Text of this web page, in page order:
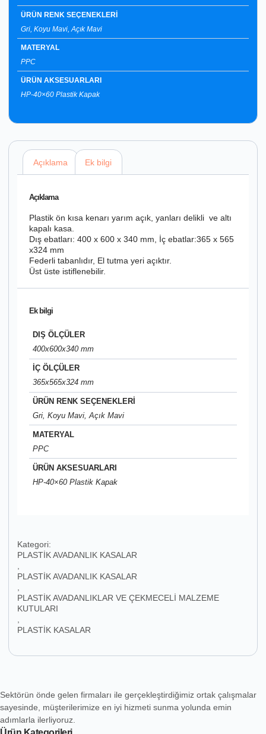
ÜRÜN RENK SEÇENEKLERİ
Gri, Koyu Mavi, Açık Mavi
MATERYAL
PPC
ÜRÜN AKSESUARLARI
HP-40×60 Plastik Kapak
Açıklama Ek bilgi
Açıklama
Plastik ön kısa kenarı yarım açık, yanları delikli ve altı
kapalı kasa.
Dış ebatları: 400 x 600 x 340 mm, İç ebatlar:365 x 565
x324 mm
Federli tabanlıdır, El tutma yeri açıktır.
Üst üste istiflenebilir.
Ek bilgi
DIŞ ÖLÇÜLER
400x600x340 mm
İÇ ÖLÇÜLER
365x565x324 mm
ÜRÜN RENK SEÇENEKLERİ
Gri, Koyu Mavi, Açık Mavi
MATERYAL
PPC
ÜRÜN AKSESUARLARI
HP-40×60 Plastik Kapak
Kategori:
PLASTİK AVADANLIK KASALAR
PLASTİK AVADANLIK KASALAR
PLASTİK AVADANLIKLAR VE ÇEKMECELİ MALZEME
KUTULARI
PLASTİK KASALAR
Sektörün önde gelen firmaları ile gerçekleştirdiğimiz ortak çalışmalar
sayesinde, müşterilerimize en iyi hizmeti sunma yolunda emin
adımlarla ilerliyoruz.